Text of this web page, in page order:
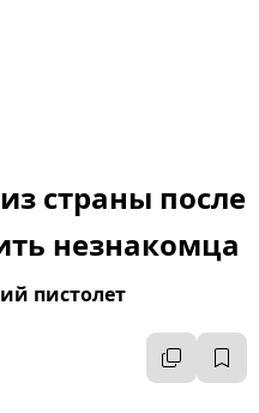
страны после
незнакомца
пистолет